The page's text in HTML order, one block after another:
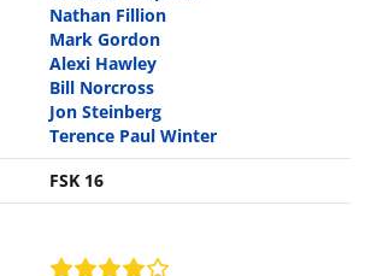
Nathan Fillion
Mark Gordon
Alexi Hawley
Bill Norcross
Jon Steinberg
Terence Paul Winter
FSK 16